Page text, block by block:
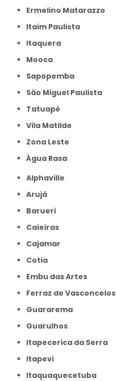
Ermelino Matarazzo
Itaim Paulista
Itaquera
Mooca
Sapopemba
São Miguel Paulista
Tatuapé
Vila Matilde
Zona Leste
Água Rasa
Alphaville
Arujá
Barueri
Caieiras
Cajamar
Cotia
Embu das Artes
Ferraz de Vasconcelos
Guararema
Guarulhos
Itapecerica da Serra
Itapevi
Itaquaquecetuba